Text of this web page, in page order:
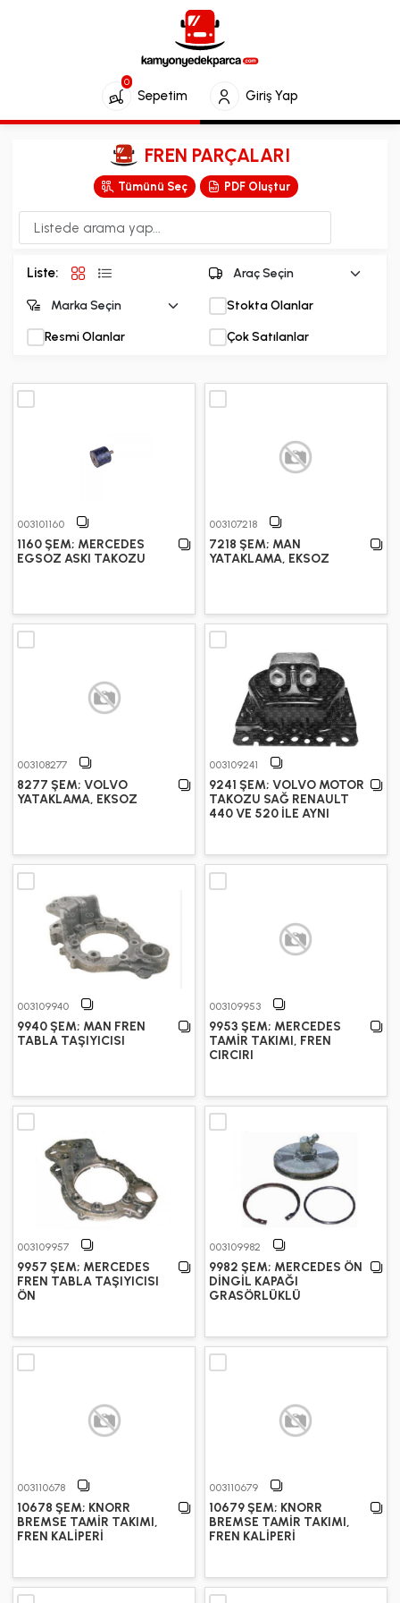
Sepetim
0
Giriş Yap
FREN PARÇALARI
Tümünü Seç PDF Oluştur
Liste:
Stokta Olanlar
Resmi Olanlar Çok Satılanlar
003101160
1160 ŞEM; MERCEDES
EGSOZ ASKI TAKOZU
003107218
7218 ŞEM; MAN
YATAKLAMA, EKSOZ
003108277
8277 ŞEM; VOLVO
YATAKLAMA, EKSOZ
003109241
9241 ŞEM; VOLVO MOTOR
TAKOZU SAĞ RENAULT
440 VE 520 İLE AYNI
003109940
9940 ŞEM; MAN FREN
TABLA TAŞIYICISI
003109953
9953 ŞEM; MERCEDES
TAMİR TAKIMI, FREN
CIRCIRI
003109957
9957 ŞEM; MERCEDES
FREN TABLA TAŞIYICISI
ÖN
003109982
9982 ŞEM; MERCEDES ÖN
DİNGİL KAPAĞI
GRASÖRLÜKLÜ
003110678
10678 ŞEM; KNORR
BREMSE TAMİR TAKIMI,
FREN KALİPERİ
003110679
10679 ŞEM; KNORR
BREMSE TAMİR TAKIMI,
FREN KALİPERİ